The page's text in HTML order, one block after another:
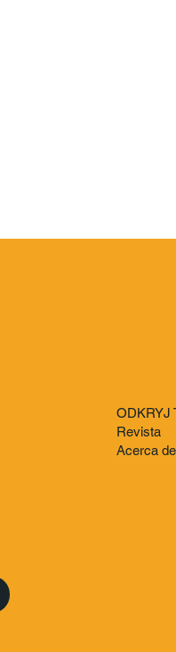
ODKRYJ
Revista
Acerca de